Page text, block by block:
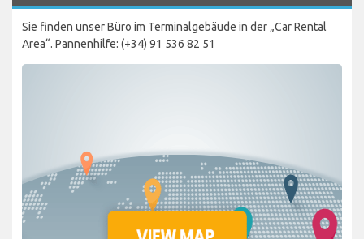
Sie finden unser Büro im Terminalgebäude in der „Car Rental
Area“. Pannenhilfe: (+34) 91 536 82 51